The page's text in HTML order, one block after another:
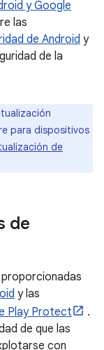
y Google
las
de Android y
de la
para dispositivos
de
de
y las
Play Protect
.
de que las
con